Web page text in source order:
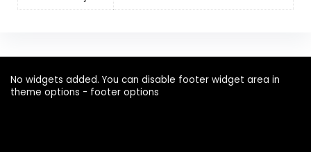
No widgets added. You can disable footer widget area in
theme options - footer options